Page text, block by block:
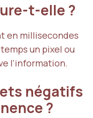
t-elle ?
en millisecondes
un pixel ou
l’information.
négatifs
?